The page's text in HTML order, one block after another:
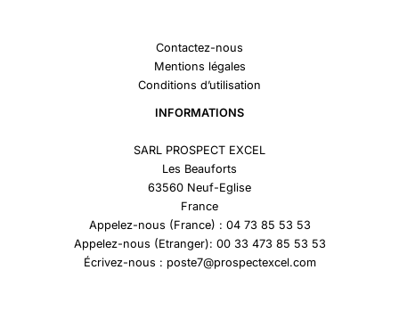
Contactez-nous
Mentions légales
Conditions d’utilisation
INFORMATIONS
SARL PROSPECT EXCEL
Les Beauforts
63560 Neuf-Eglise
France
Appelez-nous (France) : 04 73 85 53 53
Appelez-nous (Etranger): 00 33 473 85 53 53
Écrivez-nous : poste7@prospectexcel.com